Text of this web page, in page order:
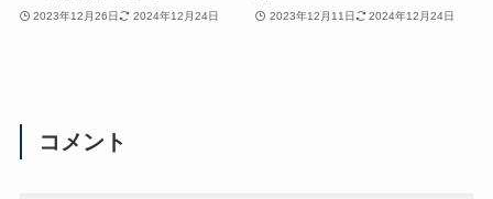
2023年12月26日 2024年12月24日 2023年12月11日 2024年12月24日
コメント